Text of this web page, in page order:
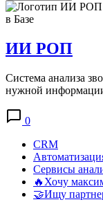
в Базе
ИИ РОП
Система анализа
нужной
0
CRM
Сервисы
🔥Хочу
🤝Ищу